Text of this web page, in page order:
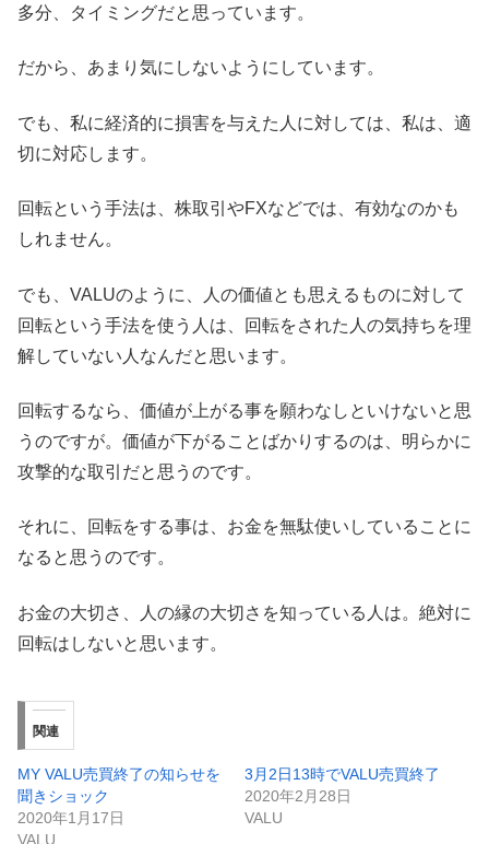
多分、タイミングだと思っています。
だから、あまり気にしないようにしています。
でも、私に経済的に損害を与えた人に対しては、私は、適
切に対応します。
回転という手法は、株取引やFXなどでは、有効なのかも
しれません。
でも、VALUのように、人の価値とも思えるものに対して
回転という手法を使う人は、回転をされた人の気持ちを理
解していない人なんだと思います。
回転するなら、価値が上がる事を願わなしといけないと思
うのですが。価値が下がることばかりするのは、明らかに
攻撃的な取引だと思うのです。
それに、回転をする事は、お金を無駄使いしていることに
なると思うのです。
お金の大切さ、人の縁の大切さを知っている人は。絶対に
回転はしないと思います。
関連
MY VALU売買終了の知らせを
聞きショック
2020年1月17日
VALU
3月2日13時でVALU売買終了
2020年2月28日
VALU